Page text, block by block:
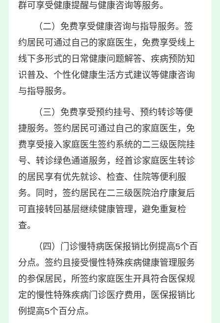
群可享受健康提醒与健康咨询等服务。
（二）免费享受健康咨询与指导服务。签
约居民可通过自己的家庭医生，免费享受线上
线下多形式的日常健康问题解答、疾病预防知
识普及、个性化健康生活方式建议等健康咨询
与指导服务。
（三）免费享受预约挂号、预约转诊等便
捷服务。签约居民可通过自己的家庭医生，免
费享受接入家庭医生签约系统的二三级医院挂
号、转诊绿色通道服务，经首诊家庭医生转诊
的居民享有优先就诊、检查、住院等便利服
务。同时，签约居民在二三级医院治疗康复后
可直接转回基层继续健康管理，避免重复检
查。
（四）门诊慢特病医保报销比例提高5个百
分点。签约且接受慢性特殊疾病健康管理服务
的参保居民，所签约家庭医生开具符合医保规
定的慢性特殊疾病门诊医疗费用，医保报销比
例提高5个百分点。